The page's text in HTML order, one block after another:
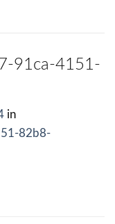
91ca-4151-
in
82b8-